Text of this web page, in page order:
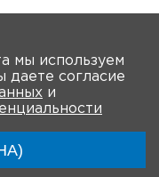
мы используем
даете согласие
и
Программа